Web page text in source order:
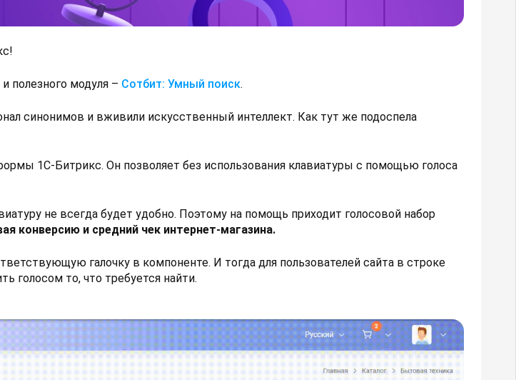
полезного модуля – Сотбит: Умный поиск.
синонимов и вживили искусственный интеллект. Как тут же подоспела
1С-Битрикс. Он позволяет без использования клавиатуры с помощью голоса
не всегда будет удобно. Поэтому на помощь приходит голосовой набор
конверсию и средний чек интернет-магазина.
галочку в компоненте. И тогда для пользователей сайта в строке
голосом то, что требуется найти.